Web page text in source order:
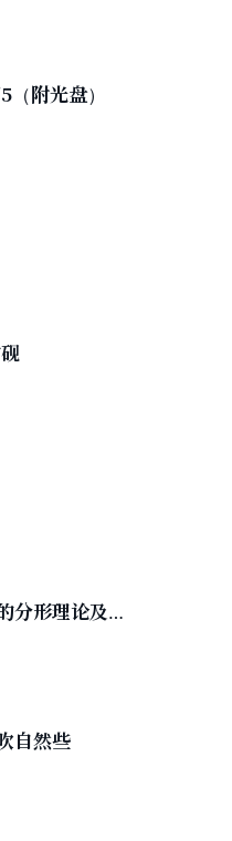
（附光盘）
分形理论及应
自然些